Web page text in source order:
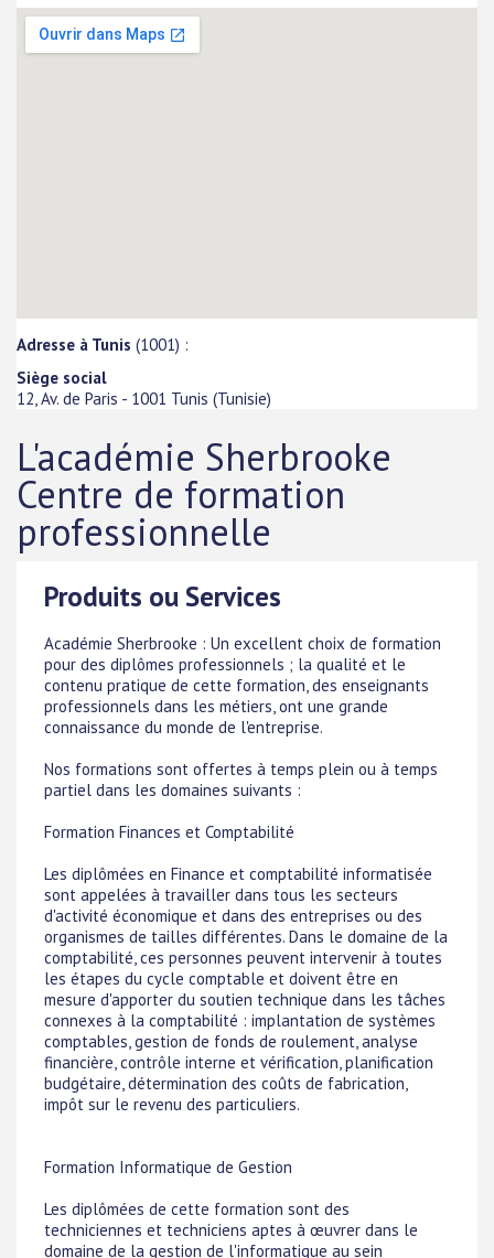
Adresse à Tunis (1001) :
Siège social
12, Av. de Paris - 1001 Tunis (Tunisie)
L'académie Sherbrooke
Centre de formation
professionnelle
Produits ou Services
Académie Sherbrooke : Un excellent choix de formation
pour des diplômes professionnels ; la qualité et le
contenu pratique de cette formation, des enseignants
professionnels dans les métiers, ont une grande
connaissance du monde de l'entreprise.
Nos formations sont offertes à temps plein ou à temps
partiel dans les domaines suivants :
Formation Finances et Comptabilité
Les diplômées en Finance et comptabilité informatisée
sont appelées à travailler dans tous les secteurs
d'activité économique et dans des entreprises ou des
organismes de tailles différentes. Dans le domaine de la
comptabilité, ces personnes peuvent intervenir à toutes
les étapes du cycle comptable et doivent être en
mesure d'apporter du soutien technique dans les tâches
connexes à la comptabilité : implantation de systèmes
comptables, gestion de fonds de roulement, analyse
financière, contrôle interne et vérification, planification
budgétaire, détermination des coûts de fabrication,
impôt sur le revenu des particuliers.
Formation Informatique de Gestion
Les diplômées de cette formation sont des
techniciennes et techniciens aptes à œuvrer dans le
domaine de la gestion de l'informatique au sein